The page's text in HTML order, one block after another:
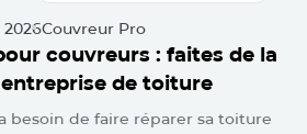
Couvreur Pro
couvreurs : faites de la
de toiture
besoin de faire réparer sa toiture